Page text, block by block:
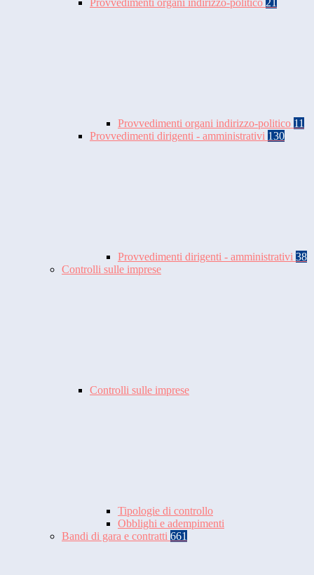
Provvedimenti organi indirizzo-politico 21
Provvedimenti organi indirizzo-politico 11
Provvedimenti dirigenti - amministrativi 130
Provvedimenti dirigenti - amministrativi 38
Controlli sulle imprese
Controlli sulle imprese
Tipologie di controllo
Obblighi e adempimenti
Bandi di gara e contratti 661